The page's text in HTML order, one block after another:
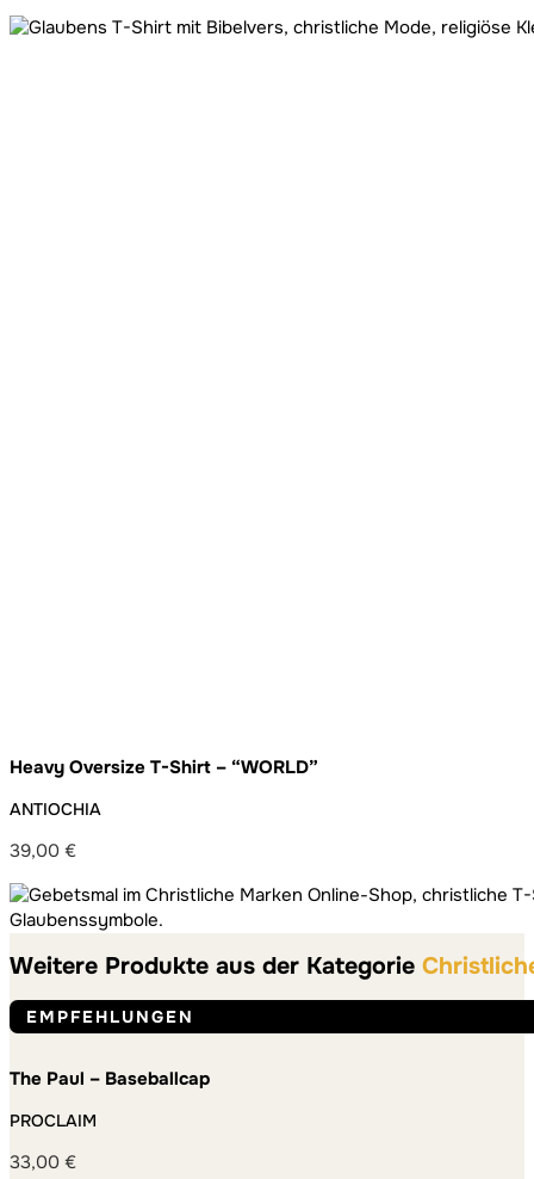
Heavy Oversize T-Shirt – “WORLD”
ANTIOCHIA
39,00 €
Weitere Produkte aus der Kategorie
EMPFEHLUNGEN
The Paul – Baseballcap
PROCLAIM
33,00 €